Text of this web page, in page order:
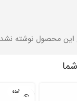
این محصول نوشته
تمام شده